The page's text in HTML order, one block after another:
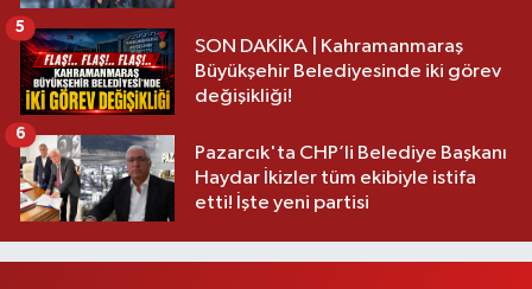
SON DAKİKA | Kahramanmaraş
Büyükşehir Belediyesinde iki görev
değişikliği!
5
Pazarcık'ta CHP’li Belediye Başkanı
Haydar İkizler tüm ekibiyle istifa
etti! İşte yeni partisi
6